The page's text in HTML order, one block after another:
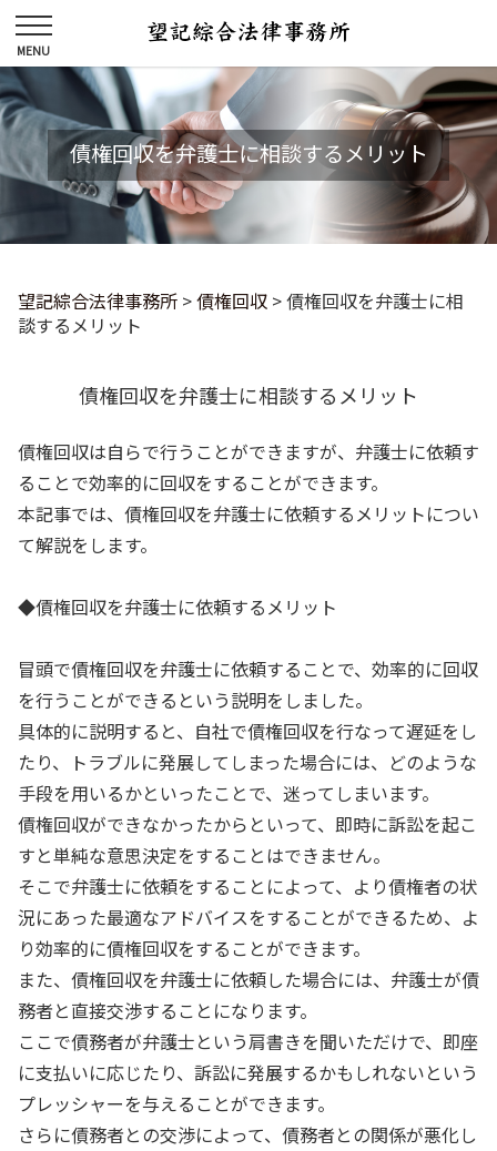
債権回収を弁護士に相談するメリット
望記綜合法律事務所 >債権回収 >債権回収を弁護士に相
談するメリット
債権回収を弁護士に相談するメリット
債権回収は自らで行うことができますが、弁護士に依頼す
ることで効率的に回収をすることができます。
本記事では、債権回収を弁護士に依頼するメリットについ
て解説をします。
◆債権回収を弁護士に依頼するメリット
冒頭で債権回収を弁護士に依頼することで、効率的に回収
を行うことができるという説明をしました。
具体的に説明すると、自社で債権回収を行なって遅延をし
たり、トラブルに発展してしまった場合には、どのような
手段を用いるかといったことで、迷ってしまいます。
債権回収ができなかったからといって、即時に訴訟を起こ
すと単純な意思決定をすることはできません。
そこで弁護士に依頼をすることによって、より債権者の状
況にあった最適なアドバイスをすることができるため、よ
り効率的に債権回収をすることができます。
また、債権回収を弁護士に依頼した場合には、弁護士が債
務者と直接交渉することになります。
ここで債務者が弁護士という肩書きを聞いただけで、即座
に支払いに応じたり、訴訟に発展するかもしれないという
プレッシャーを与えることができます。
さらに債務者との交渉によって、債務者との関係が悪化し